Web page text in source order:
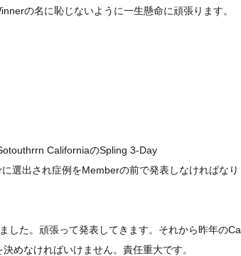
の名に恥じないように一生懸命に頑張ります。
CaliforniaのSpling 3-Day
選出され症例をMemberの前で発表しなければなり
した。頑張って発表してきます。それから昨年のCa
めなければいけません。責任重大です。